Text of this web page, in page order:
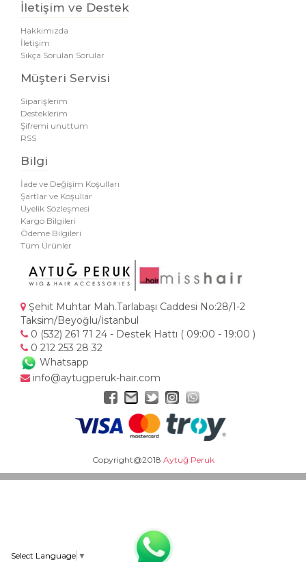
İletişim ve Destek
Hakkımızda
İletişim
Sıkça Sorulan Sorular
Müşteri Servisi
Siparişlerim
Desteklerim
Şifremi unuttum
RSS
Bilgi
İade ve Değişim Koşulları
Şartlar ve Koşullar
Üyelik Sözleşmesi
Kargo Bilgileri
Ödeme Bilgileri
Tüm Ürünler
Şehit Muhtar Mah.Tarlabaşı Caddesi No:28/1-2
Taksim/Beyoğlu/İstanbul
0 (532) 261 71 24 - Destek Hattı ( 09:00 - 19:00 )
0 212 253 28 32
Whatsapp
info@aytugperuk-hair.com
Select Language ▼
Copyright@2018 Aytuğ Peruk